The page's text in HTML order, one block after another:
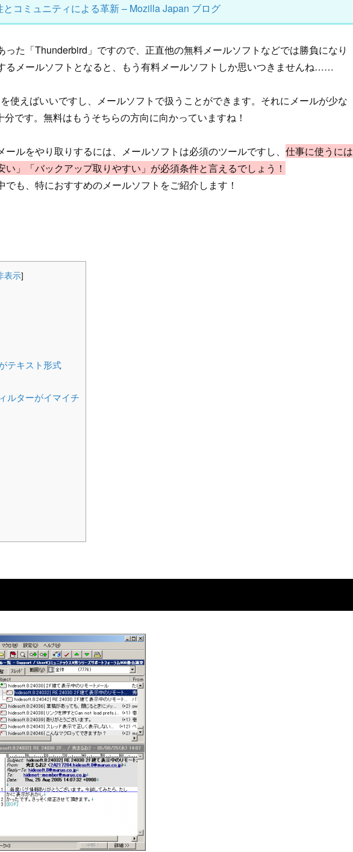
コミュニティによる革新 – Mozilla Japan ブログ
た「Thunderbird」ですので、正直他の無料メールソフトなどでは勝負になり
るメールソフトとなると、もう有料メールソフトしか思いつきませんね……
使えばいいですし、メールソフトで扱うことができます。それにメールが少な
です。無料はもうそちらの方向に向かっていますね！
ルをやり取りするには、メールソフトは必須のツールですし、 仕事に使うには
い」「バックアップ取りやすい」が必須条件と言えるでしょう！
も、特におすすめのメールソフトをご紹介します！
表示]
テキスト形式
ルターがイマイチ